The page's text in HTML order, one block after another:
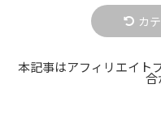
カ
本記事はアフィリエイト
合